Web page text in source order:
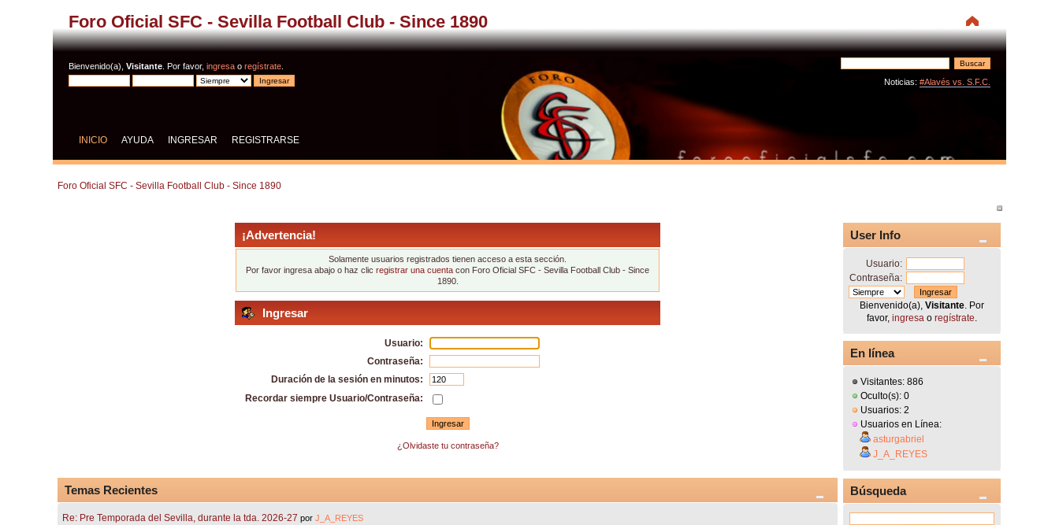
Foro Oficial SFC - Sevilla Football Club - Since 1890
Bienvenido(a),Visitante . Por favor,ingresa oregístrate
Noticias: #Alavés vs. S.F.C.
INICIO AYUDA INGRESAR REGISTRARSE
Foro Oficial SFC - Sevilla Football Club - Since 1890
¡Advertencia!
Solamente usuarios registrados tienen acceso a esta sección.
Por favor ingresa abajo o haz clicregistrar una cuenta con Foro Oficial SFC - Sevilla Football Club - Since
1890.
Ingresar
Usuario:
Contraseña:
Duración de la sesión en minutos:
Recordar siempre Usuario/Contraseña:
¿Olvidaste tu contraseña?
Temas Recientes
Re: Pre Temporada del Sevilla, durante la tda. 2026-27 porJ_A_REYES
User Info
Usuario:
Contraseña:
Bienvenido(a),Visitante . Por
favor,ingresa oregístrate
En línea
Visitantes: 886
Oculto(s): 0
Usuarios: 2
Usuarios en Línea:
asturgabriel
J_A_REYES
Búsqueda